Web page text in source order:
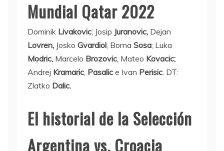
Mundial Qatar 2022
Dominik Livakovic; Josip Juranovic, Dejan
Lovren, Josko Gvardiol , Borna Sosa; Luka
Modric, Marcelo Brozovic , Mateo Kovacic;
Andrej Kramaric Pasalic e Ivan Perisic . DT:
Zlatko Dalic.
El historial de la Selección
Argentina vs. Croacia